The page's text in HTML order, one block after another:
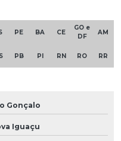
PE BA CE
GO e
DF
AM
PB PI RN RO RR
Gonçalo
Iguaçu